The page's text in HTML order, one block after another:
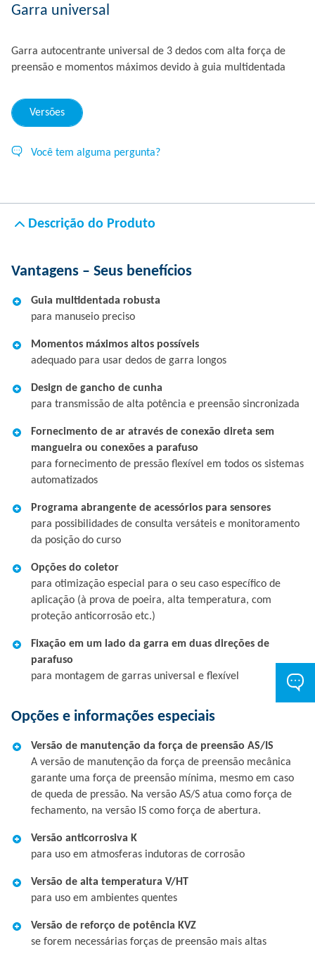
Garra universal
Garra autocentrante universal de 3 dedos com alta força de
preensão e momentos máximos devido à guia multidentada
Versões
Você tem alguma pergunta?
Descrição do Produto
Vantagens – Seus benefícios
Guia multidentada robusta
para manuseio preciso
Momentos máximos altos possíveis
adequado para usar dedos de garra longos
Design de gancho de cunha
para transmissão de alta potência e preensão sincronizada
Fornecimento de ar através de conexão direta sem
mangueira ou conexões a parafuso
para fornecimento de pressão flexível em todos os sistemas
automatizados
Programa abrangente de acessórios para sensores
para possibilidades de consulta versáteis e monitoramento
da posição do curso
Opções do coletor
para otimização especial para o seu caso específico de
aplicação (à prova de poeira, alta temperatura, com
proteção anticorrosão etc.)
Fixação em um lado da garra em duas direções de
parafuso
para montagem de garras universal e flexível
Opções e informações especiais
Versão de manutenção da força de preensão AS/IS
A versão de manutenção da força de preensão mecânica
garante uma força de preensão mínima, mesmo em caso
de queda de pressão. Na versão AS/S atua como força de
fechamento, na versão IS como força de abertura.
Versão anticorrosiva K
para uso em atmosferas indutoras de corrosão
Versão de alta temperatura V/HT
para uso em ambientes quentes
Versão de reforço de potência KVZ
se forem necessárias forças de preensão mais altas